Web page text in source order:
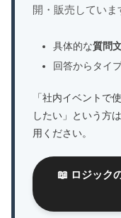
開・販売していま
具体的な質問
回答からタイ
「社内イベントで
したい」という方
用ください。
📖 ロジック